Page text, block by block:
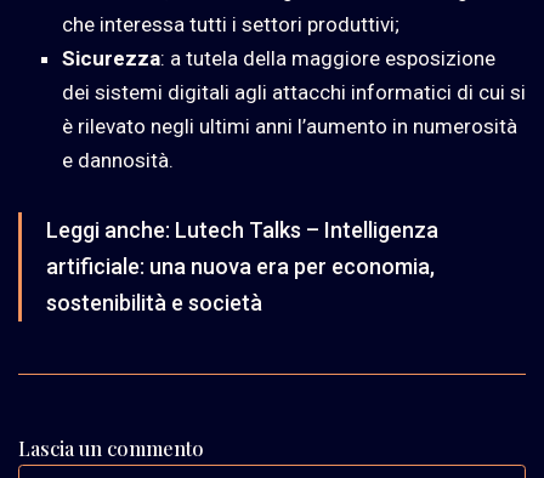
che interessa tutti i settori produttivi;
Sicurezza: a tutela della maggiore esposizione
dei sistemi digitali agli attacchi informatici di cui si
è rilevato negli ultimi anni l’aumento in numerosità
e dannosità.
Leggi anche: Lutech Talks – Intelligenza
artificiale: una nuova era per economia,
sostenibilità e società
Lascia un commento